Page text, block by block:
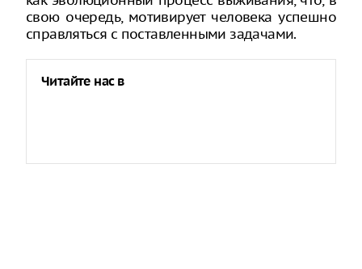
свою очередь, мотивирует человека успешно
справляться с поставленными задачами.
Читайте нас в